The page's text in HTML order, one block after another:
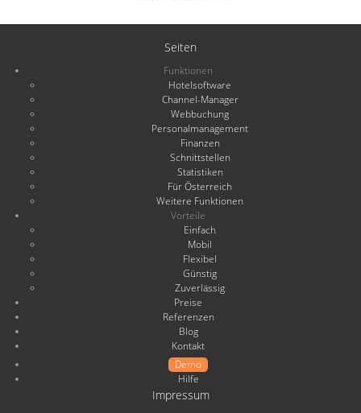
Seiten
Funktionen
Hotelsoftware
Channel-Manager
Webbuchung
Personalmanagement
Finanzen
Schnittstellen
Statistiken
Für Österreich
Weitere Funktionen
Vorteile
Einfach
Mobil
Flexibel
Günstig
Zuverlässig
Preise
Referenzen
Blog
Kontakt
Demo
Hilfe
Impressum